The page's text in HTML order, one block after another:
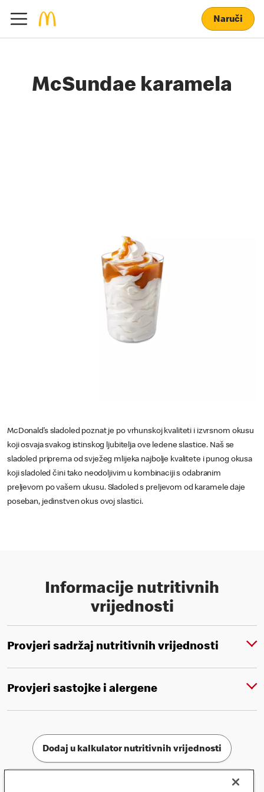
Naruči
McSundae karamela
McDonald’s sladoled poznat je po vrhunskoj kvaliteti i izvrsnom okusu
koji osvaja svakog istinskog ljubitelja ove ledene slastice. Naš se
sladoled priprema od svježeg mlijeka najbolje kvalitete i punog okusa
koji sladoled čini tako neodoljivim u kombinaciji s odabranim
preljevom po vašem ukusu. Sladoled s preljevom od karamele daje
poseban, jedinstven okus ovoj slastici.
Informacije nutritivnih
vrijednosti
Provjeri sadržaj nutritivnih vrijednosti
Provjeri sastojke i alergene
Dodaj u kalkulator nutritivnih vrijednosti